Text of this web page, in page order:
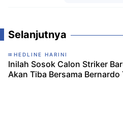
Selanjutnya
HEDLINE HARINI
Inilah Sosok Calon Striker
Akan Tiba Bersama Bernardo